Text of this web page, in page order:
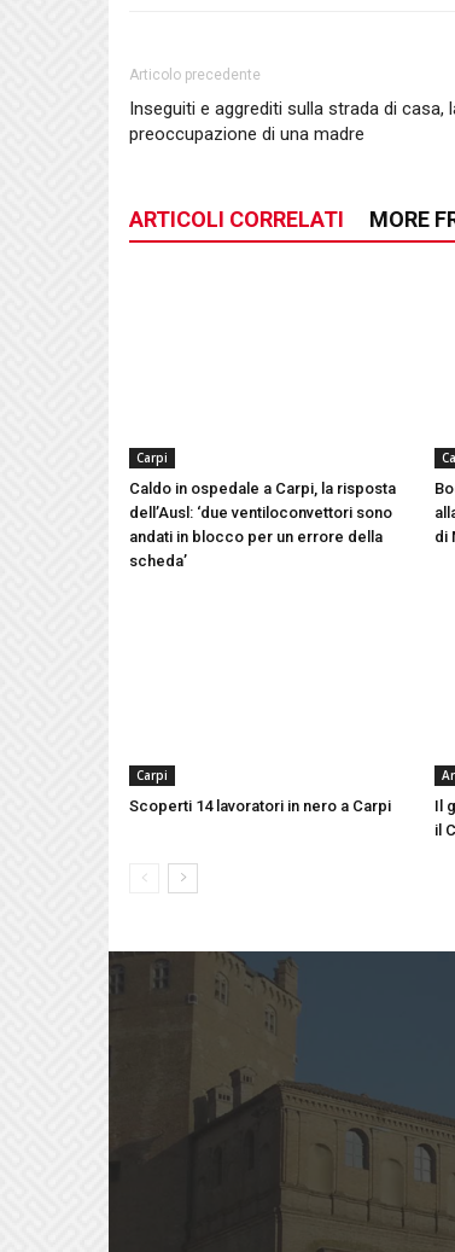
Articolo precedente
Inseguiti e aggrediti sulla strada di casa,
preoccupazione di una madre
ARTICOLI CORRELATI MORE
Carpi
Caldo in ospedale a Carpi, la risposta
dell’Ausl: ‘due ventiloconvettori sono
andati in blocco per un errore della
scheda’
di
Carpi
Scoperti 14 lavoratori in nero a Carpi
Il
il